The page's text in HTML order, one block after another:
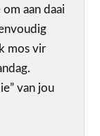
aan daai
mos vir
van jou